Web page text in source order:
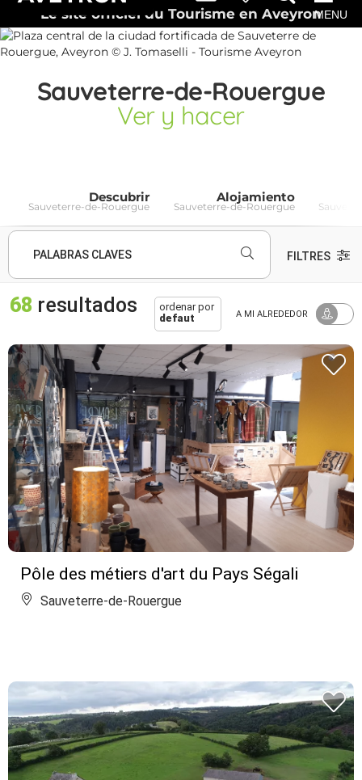
Le site officiel du Tourisme en AveyronMENU
Sauveterre-de-Rouergue
Ver y hacer
Descubrir
Sauveterre-de-Rouergue
Alojamiento
Sauveterre-de-Rouergue
PALABRAS CLAVES FILTRES
68 resultados
ordenar por
defaut
A MI ALREDEDOR
Pôle des métiers d'art du Pays Ségali
Sauveterre-de-Rouergue